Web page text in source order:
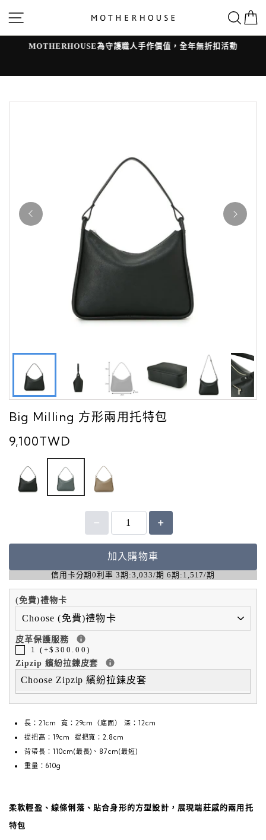
內
搜尋
MOTHERHOUSE為守護職人手作價值，全年無折扣活動
Big Milling 方形兩用托特包
9,100TWD
加入購物車
信用卡分期0利率 3期:3,033/期 6期:1,517/期
(免費)禮物卡
皮革保護服務
1 (+$300.00)
Zipzip 繽紛拉鍊皮套
Choose Zipzip 繽紛拉鍊皮套
長：21cm 寬：29cm（底面） 深：12cm
提把高：19cm 提把寬：2.8cm
背帶長：110cm(最長)、87cm(最短)
重量：610g
柔軟輕盈、線條俐落、貼合身形的方型設計，展現端莊感的兩用托
特包